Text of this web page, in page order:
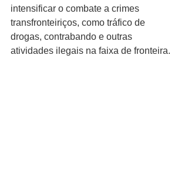
intensificar o combate a crimes
transfronteiriços, como tráfico de
drogas, contrabando e outras
atividades ilegais na faixa de fronteira.